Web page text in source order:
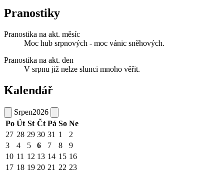
Pranostiky
Pranostika na akt. měsíc
Moc hub srpnových - moc vánic sněhových.
Pranostika na akt. den
V srpnu již nelze slunci mnoho věřit.
Kalendář
Srpen2026
Po Út St Čt Pá So Ne
27 28 29 30 31 1
2
3
4 5 6 7 8
9
10 11 12 13 14 15 16
17 18 19 20 21 22 23